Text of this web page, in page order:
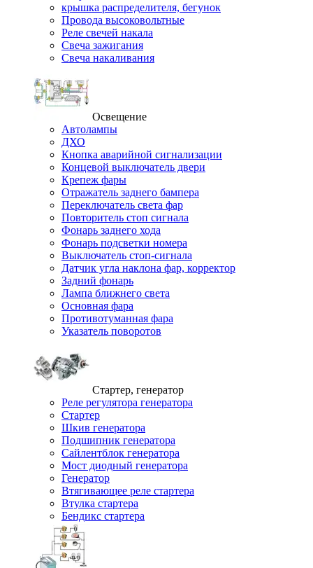
крышка распределителя, бегунок
Провода высоковольтные
Реле свечей накала
Свеча зажигания
Свеча накаливания
Освещение
Автолампы
ДХО
Кнопка аварийной сигнализации
Концевой выключатель двери
Крепеж фары
Отражатель заднего бампера
Переключатель света фар
Повторитель стоп сигнала
Фонарь заднего хода
Фонарь подсветки номера
Выключатель стоп-сигнала
Датчик угла наклона фар, корректор
Задний фонарь
Лампа ближнего света
Основная фара
Противотуманная фара
Указатель поворотов
Стартер, генератор
Реле регулятора генератора
Стартер
Шкив генератора
Подшипник генератора
Сайлентблок генератора
Мост диодный генератора
Генератор
Втягивающее реле стартера
Втулка стартера
Бендикс стартера